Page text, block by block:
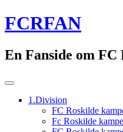
Skip
to
FCRFAN
En Fanside om FC
1.Division
FC Roskilde
Fc Roskilde